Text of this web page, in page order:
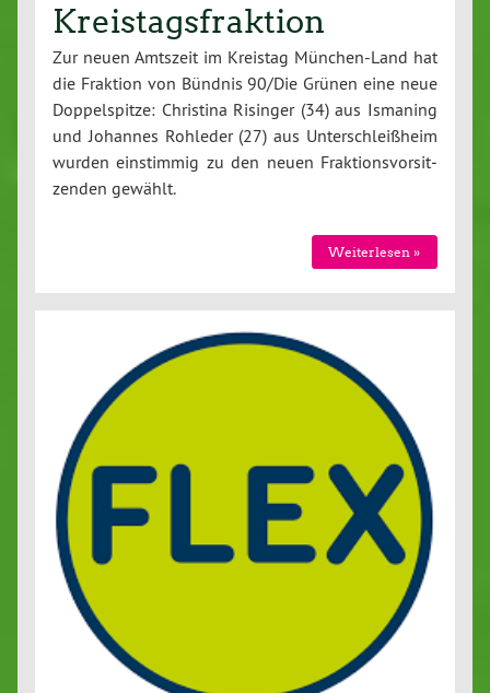
Kreistagsfraktion
Zur neuen Amtszeit im Kreistag Mün­chen-Land hat
die Fraktion von Bündnis 90/Die Grünen eine neue
Dop­pel­spit­ze: Christina Risinger (34) aus Ismaning
und Johannes Rohleder (27) aus Un­ter­schleiß­heim
wurden ein­stim­mig zu den neuen Frak­ti­ons­vor­sit­
zen­den gewählt.
Wei­ter­le­sen »